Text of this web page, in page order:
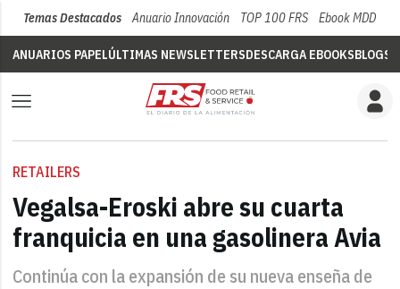
Temas Destacados Anuario Innovación TOP 100 FRS Ebook MDD
ANUARIOS PAPELÚLTIMAS NEWSLETTERSDESCARGA EBOOKSBLOGS
RETAILERS
Vegalsa-Eroski abre su cuarta
franquicia en una gasolinera Avia
Continúa con la expansión de su nueva enseña de